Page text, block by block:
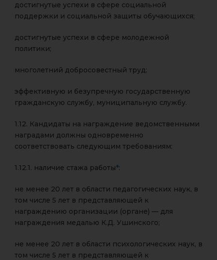
достигнутые успехи в сфере социальной
поддержки и социальной защиты обучающихся;
достигнутые успехи в сфере молодежной
политики;
многолетний добросовестный труд;
эффективную и безупречную государственную
гражданскую службу, муниципальную службу.
1.12. Кандидаты на награждение ведомственными
наградами должны одновременно
соответствовать следующим требованиям:
1.12.1. наличие стажа работы*:
не менее 20 лет в области педагогических наук, в
том числе 5 лет в представляющей к
награждению организации (органе) — для
награждения медалью К.Д. Ушинского;
не менее 20 лет в области психологических наук, в
том числе 5 лет в представляющей к